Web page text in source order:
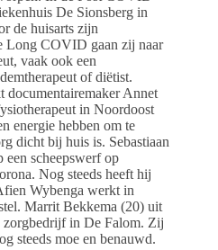
De Sionsberg in
de huisarts zijn
Long COVID gaan zij naar
vaak ook een
of diëtist.
documentairemaker Annet
in Noordoost
energie hebben om te
dicht bij huis is. Sebastiaan
scheepswerf op
Nog steeds heeft hij
Wybenga werkt in
Marrit Bekkema (20) uit
zorgbedrijf in De Falom. Zij
steeds moe en benauwd.